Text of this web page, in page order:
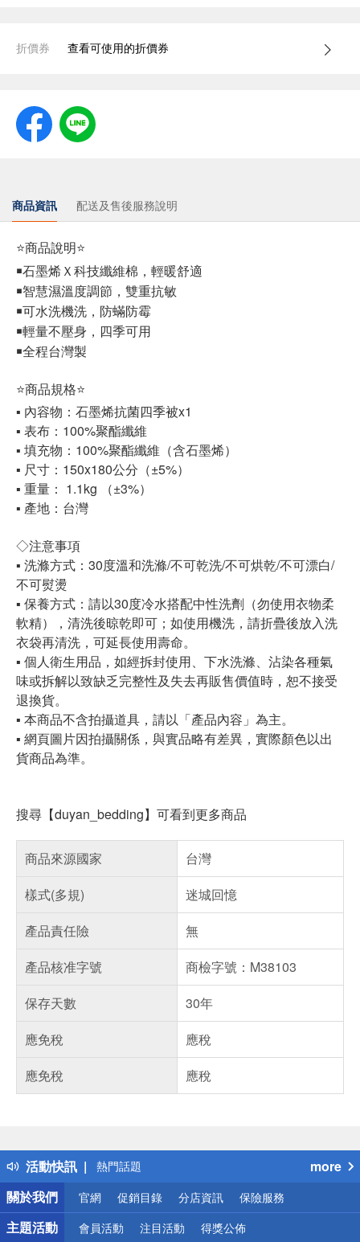
折價券 查看可使用的折價券
商品資訊 配送及售後服務說明
⭐商品說明⭐
￭石墨烯Ｘ科技纖維棉，輕暖舒適
￭智慧濕溫度調節，雙重抗敏
￭可水洗機洗，防蟎防霉
￭輕量不壓身，四季可用
￭全程台灣製
⭐商品規格⭐
▪ 內容物：石墨烯抗菌四季被x1
▪ 表布：100%聚酯纖維
▪ 填充物：100%聚酯纖維（含石墨烯）
▪ 尺寸：150x180公分（±5%）
▪ 重量： 1.1kg （±3%）
▪ 產地：台灣
◇注意事項
▪ 洗滌方式：30度溫和洗滌/不可乾洗/不可烘乾/不可漂白/
不可熨燙
▪ 保養方式：請以30度冷水搭配中性洗劑（勿使用衣物柔
軟精），清洗後晾乾即可；如使用機洗，請折疊後放入洗
衣袋再清洗，可延長使用壽命。
▪ 個人衛生用品，如經拆封使用、下水洗滌、沾染各種氣
味或拆解以致缺乏完整性及失去再販售價值時，恕不接受
退換貨。
▪ 本商品不含拍攝道具，請以「產品內容」為主。
▪ 網頁圖片因拍攝關係，與實品略有差異，實際顏色以出
貨商品為準。
搜尋【duyan_bedding】可看到更多商品
商品來源國家
台灣
樣式(多規)
迷城回憶
產品責任險
無
產品核准字號
商檢字號：M38103
保存天數
30年
應免稅
應稅
應免稅
應稅
活動快訊
得獎公告
熱門話題
銀行優惠
偏遠地區配送
詐騙網頁！請小心！
more
關於我們
官網 促銷目錄 分店資訊 保險服務
主題活動 會員活動 注目活動 得獎公佈